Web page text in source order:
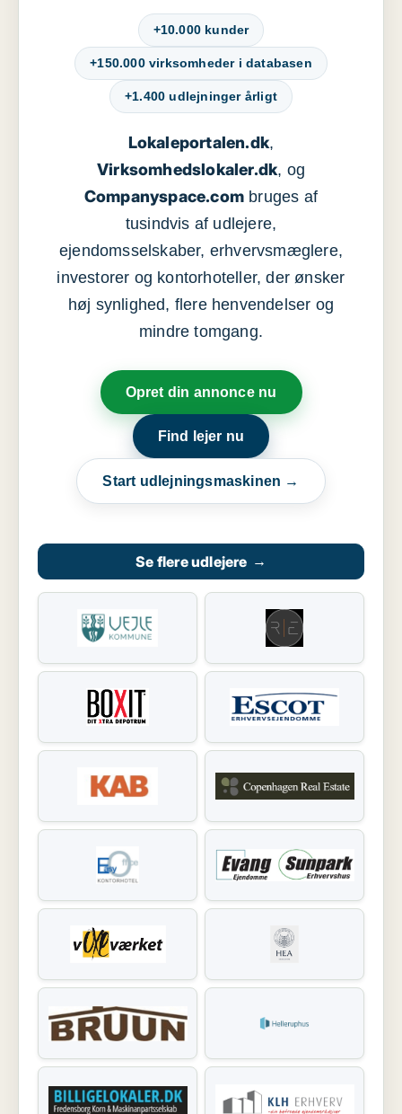
+10.000 kunder
+150.000 virksomheder i databasen
+1.400 udlejninger årligt
Lokaleportalen.dk,
Virksomhedslokaler.dk, og
Companyspace.com bruges af
tusindvis af udlejere,
ejendomsselskaber, erhvervsmæglere,
investorer og kontorhoteller, der ønsker
høj synlighed, flere henvendelser og
mindre tomgang.
Opret din annonce nu
Find lejer nu
Start udlejningsmaskinen →
Se flere udlejere →